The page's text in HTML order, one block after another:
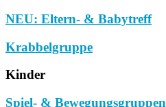
NEU: Eltern- & Babytreff
Krabbelgruppe
Kinder
Spiel- & Bewegungsgruppen